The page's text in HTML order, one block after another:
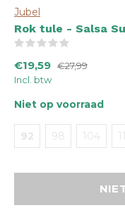
Jubel
Rok tule - Salsa
€19,59 €27,99
Incl. btw
Niet op voorraad
92 98 104